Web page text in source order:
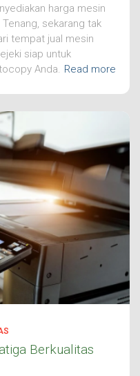
harga mesin
sekarang tak
tempat jual mesin
siap untuk
Anda. Read more
Berkualitas